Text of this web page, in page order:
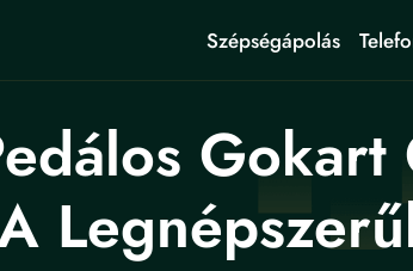
Szépségápolás
Gokart